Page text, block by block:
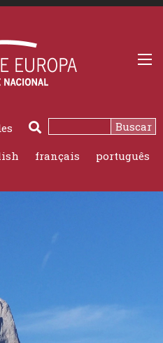
Buscar
français português